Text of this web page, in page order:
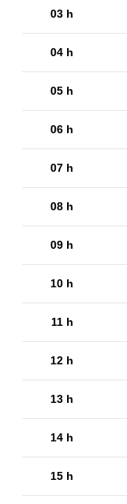
03 h
04 h
05 h
06 h
07 h
08 h
09 h
10 h
11 h
12 h
13 h
14 h
15 h